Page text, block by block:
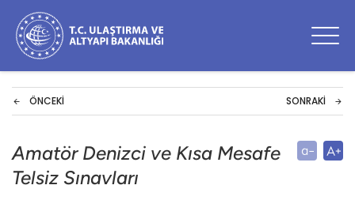
ÖNCEKI SONRAKI
Amatör Denizci ve Kısa Mesafe
Telsiz Sınavları